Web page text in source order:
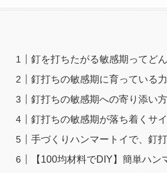
釘を打ちたがる敏感期ってど
釘打ちの敏感期に育っている
釘打ちの敏感期への寄り添い方
釘打ちの敏感期が落ち着くサ
手づくりハンマートイで、釘
【100均材料でDIY】簡単ハン